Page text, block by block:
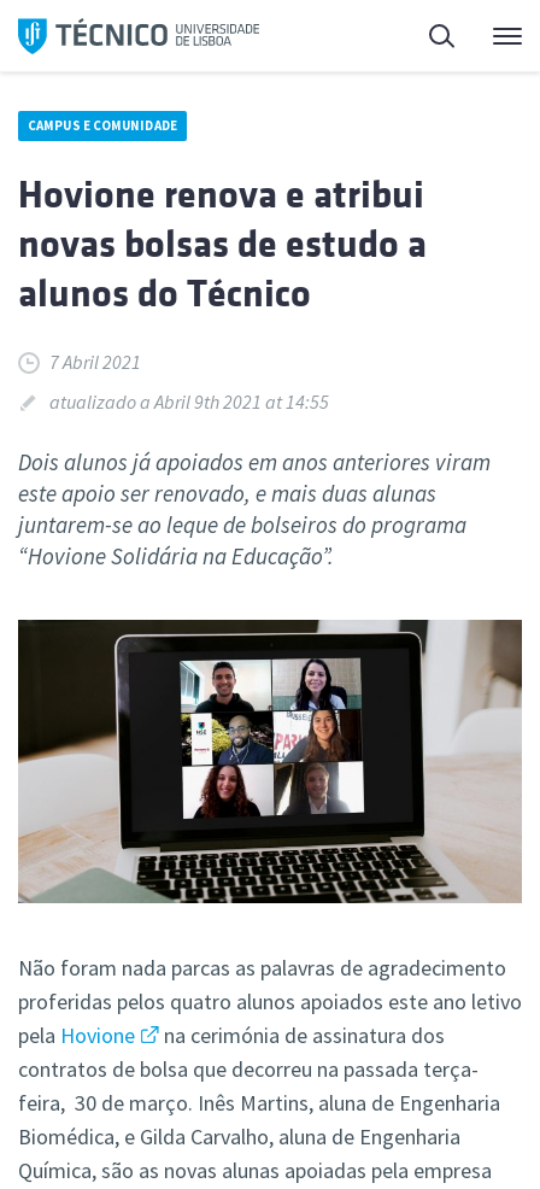
Saltar
para
Pesquisa
CAMPUS E COMUNIDADE
Hovione renova e atribui
novas bolsas de estudo a
alunos do Técnico
7 Abril 2021
atualizado a Abril 9th 2021 at 14:55
Dois alunos já apoiados em anos anteriores viram
este apoio ser renovado, e mais duas alunas
juntarem-se ao leque de bolseiros do programa
“Hovione Solidária na Educação”.
Não foram nada parcas as palavras de agradecimento
proferidas pelos quatro alunos apoiados este ano letivo
pela Hovione
na cerimónia de assinatura dos
contratos de bolsa que decorreu na passada terça-
feira, 30 de março. Inês Martins, aluna de Engenharia
Biomédica, e Gilda Carvalho, aluna de Engenharia
Química, são as novas alunas apoiadas pela empresa